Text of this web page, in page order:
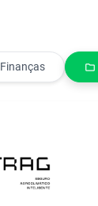
Finanças folder